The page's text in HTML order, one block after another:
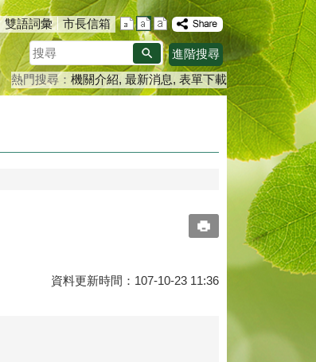
雙語詞彙
市長信箱
搜
尋
進階搜尋
熱門搜尋： 機關介紹 最新消息 表單下載
資料更新時間：107-10-23 11:36